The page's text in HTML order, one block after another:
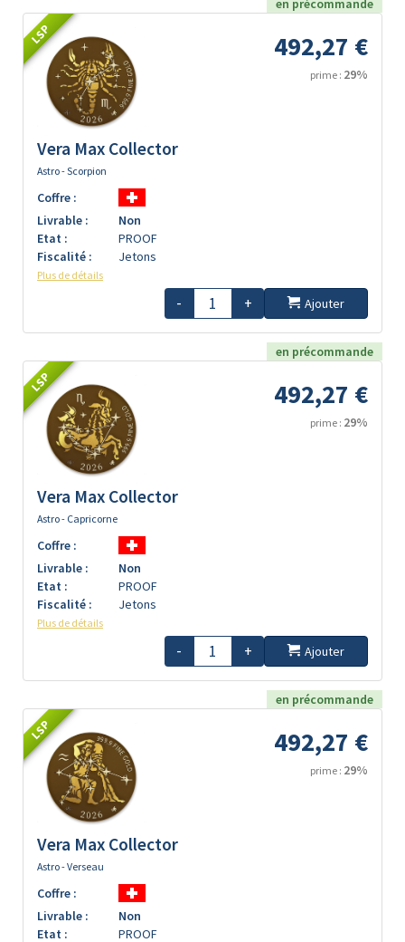
LSP 492,27 €
prime : 29%
Vera Max Collector
Astro - Scorpion
Coffre :
Livrable :
Non
Etat :
PROOF
Fiscalité :
Jetons
Plus de détails
- + Ajouter
en précommande
LSP 492,27 €
prime : 29%
Vera Max Collector
Astro - Capricorne
Coffre :
Livrable :
Non
Etat :
PROOF
Fiscalité :
Jetons
Plus de détails
- + Ajouter
en précommande
LSP 492,27 €
prime : 29%
Vera Max Collector
Astro - Verseau
Coffre :
Livrable :
Non
Etat :
PROOF